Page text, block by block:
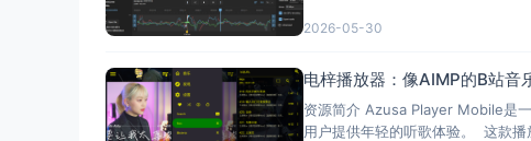
2026-05-30
电梓播放器：像AIMP的B站
资源简介 Azusa Player Mobile是
用户提供年轻的听歌体验。 这款